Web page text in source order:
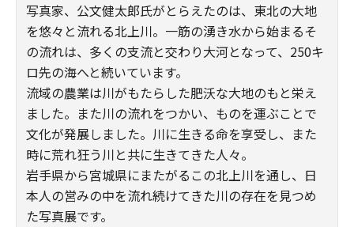
写真家、公文健太郎氏がとらえたのは、東北の大地
を悠々と流れる北上川。一筋の湧き水から始まるそ
の流れは、多くの支流と交わり大河となって、250キ
ロ先の海へと続いています。
流域の農業は川がもたらした肥沃な大地のもと栄え
ました。また川の流れをつかい、ものを運ぶことで
文化が発展しました。川に生きる命を享受し、また
時に荒れ狂う川と共に生きてきた人々。
岩手県から宮城県にまたがるこの北上川を通し、日
本人の営みの中を流れ続けてきた川の存在を見つめ
た写真展です。